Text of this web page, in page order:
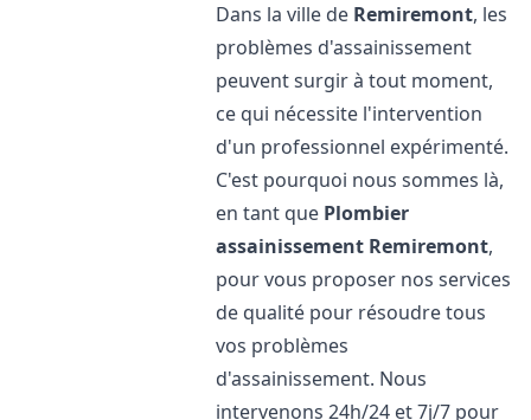
Dans la ville de Remiremont, les
problèmes d'assainissement
peuvent surgir à tout moment,
ce qui nécessite l'intervention
d'un professionnel expérimenté.
C'est pourquoi nous sommes là,
en tant que Plombier
assainissement Remiremont,
pour vous proposer nos services
de qualité pour résoudre tous
vos problèmes
d'assainissement. Nous
intervenons 24h/24 et 7j/7 pour